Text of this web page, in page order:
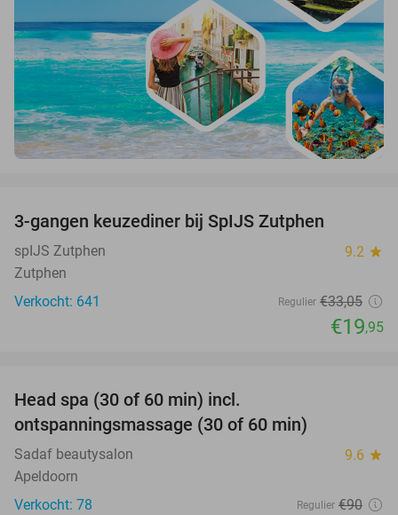
3-gangen keuzediner bij SpIJS Zutphen
spIJS Zutphen 9.2 star
Zutphen
Verkocht: 641
Regulier €33,05
€19,95
Head spa (30 of 60 min) incl.
ontspanningsmassage (30 of 60 min)
Sadaf beautysalon 9.6 star
Apeldoorn
Verkocht: 78
Regulier €90